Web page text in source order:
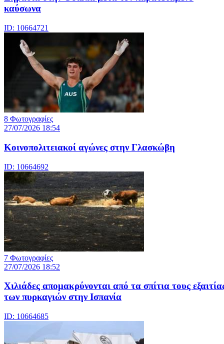
καύσωνα
ID: 10664721
8 Φωτογραφίες
27/07/2026 18:54
Κοινοπολιτειακοί αγώνες στην Γλασκώβη
ID: 10664692
7 Φωτογραφίες
27/07/2026 18:52
Χιλιάδες απομακρύνονται από τα σπίτια τους
των πυρκαγιών στην Ισπανία
ID: 10664685